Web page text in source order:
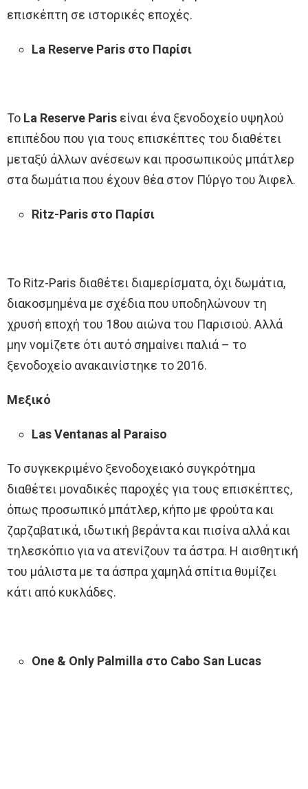
επισκέπτη σε ιστορικές εποχές.
La Reserve Paris στο Παρίσι
Το La Reserve Paris είναι ένα ξενοδοχείο υψηλού
επιπέδου που για τους επισκέπτες του διαθέτει
μεταξύ άλλων ανέσεων και προσωπικούς μπάτλερ
στα δωμάτια που έχουν θέα στον Πύργο του Άιφελ.
Ritz-Paris στο Παρίσι
Το Ritz-Paris διαθέτει διαμερίσματα, όχι δωμάτια,
διακοσμημένα με σχέδια που υποδηλώνουν τη
χρυσή εποχή του 18ου αιώνα του Παρισιού. Αλλά
μην νομίζετε ότι αυτό σημαίνει παλιά – το
ξενοδοχείο ανακαινίστηκε το 2016.
Μεξικό
Las Ventanas al Paraiso
Το συγκεκριμένο ξενοδοχειακό συγκρότημα
διαθέτει μοναδικές παροχές για τους επισκέπτες,
όπως προσωπικό μπάτλερ, κήπο με φρούτα και
ζαρζαβατικά, ιδωτική βεράντα και πισίνα αλλά και
τηλεσκόπιο για να ατενίζουν τα άστρα. Η αισθητική
του μάλιστα με τα άσπρα χαμηλά σπίτια θυμίζει
κάτι από κυκλάδες.
One & Only Palmilla στο Cabo San Lucas